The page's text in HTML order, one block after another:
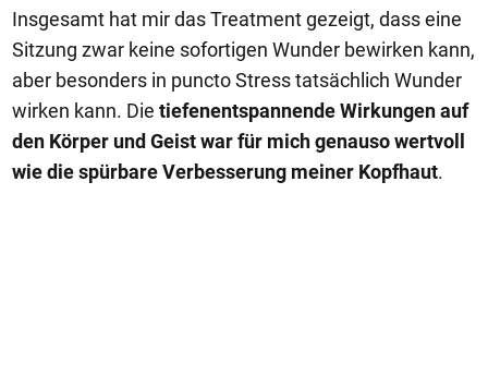
Insgesamt hat mir das Treatment gezeigt, dass eine
Sitzung zwar keine sofortigen Wunder bewirken kann,
aber besonders in puncto Stress tatsächlich Wunder
wirken kann. Die tiefenentspannende Wirkungen auf
den Körper und Geist war für mich genauso wertvoll
wie die spürbare Verbesserung meiner Kopfhaut.